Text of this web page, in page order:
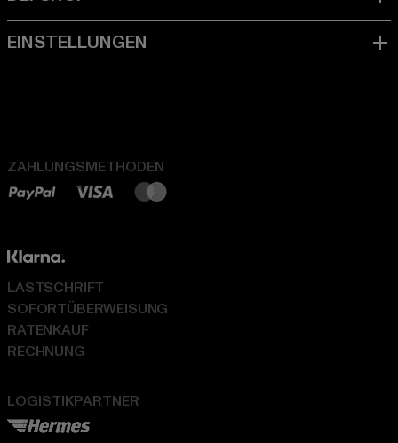
ZAHLUNGSMETHODEN
LOGISTIKPARTNER
LASTSCHRIFT
SOFORTÜBERWEISUNG
RATENKAUF
RECHNUNG